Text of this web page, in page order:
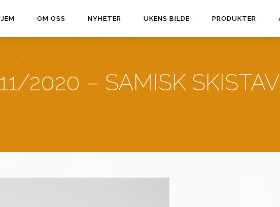
OM OSS NYHETER UKENS BILDE PRODUKTER
2020 – SAMISK